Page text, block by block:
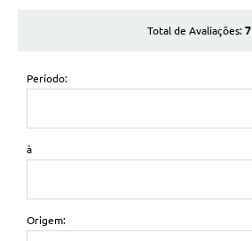
Listas de Espera - Unidade Básica de Saúde
AQUI TEM SEBRAE
Total de Avaliações: 7
Período:
à
Origem: